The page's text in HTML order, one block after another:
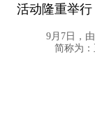
活动隆重举行
9月7日，由长
简称为：